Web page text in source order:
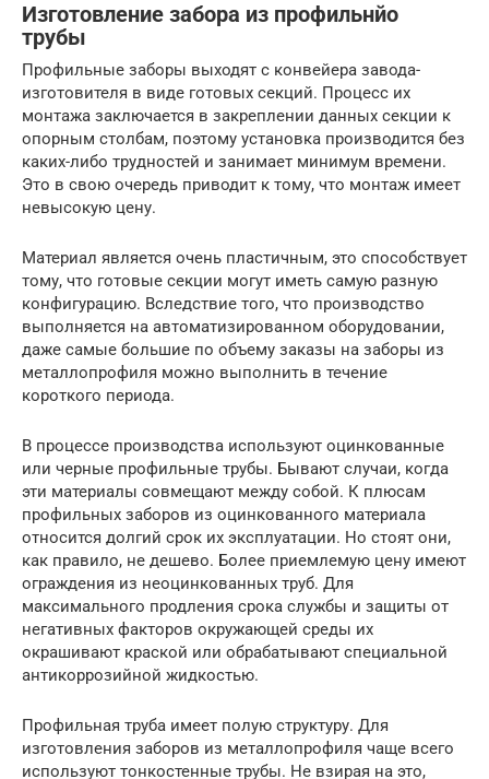
Изготовление забора из профильнйо
трубы
Профильные заборы выходят с конвейера завода-
изготовителя в виде готовых секций. Процесс их
монтажа заключается в закреплении данных секции к
опорным столбам, поэтому установка производится без
каких-либо трудностей и занимает минимум времени.
Это в свою очередь приводит к тому, что монтаж имеет
невысокую цену.
Материал является очень пластичным, это способствует
тому, что готовые секции могут иметь самую разную
конфигурацию. Вследствие того, что производство
выполняется на автоматизированном оборудовании,
даже самые большие по объему заказы на заборы из
металлопрофиля можно выполнить в течение
короткого периода.
В процессе производства используют оцинкованные
или черные профильные трубы. Бывают случаи, когда
эти материалы совмещают между собой. К плюсам
профильных заборов из оцинкованного материала
относится долгий срок их эксплуатации. Но стоят они,
как правило, не дешево. Более приемлемую цену имеют
ограждения из неоцинкованных труб. Для
максимального продления срока службы и защиты от
негативных факторов окружающей среды их
окрашивают краской или обрабатывают специальной
антикоррозийной жидкостью.
Профильная труба имеет полую структуру. Для
изготовления заборов из металлопрофиля чаще всего
используют тонкостенные трубы. Не взирая на это,